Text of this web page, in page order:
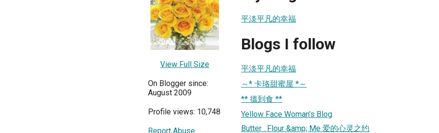
View Full Size
On Blogger since:
August 2009
Profile views: 10,748
Report Abuse
平淡平凡的幸福
Blogs I follow
平淡平凡的幸福
～* 卡珞甜蜜屋 *～
** 搵到食 **
Yellow Face Woman's Blog
Butter . Flour &amp; Me 爱的心灵之约